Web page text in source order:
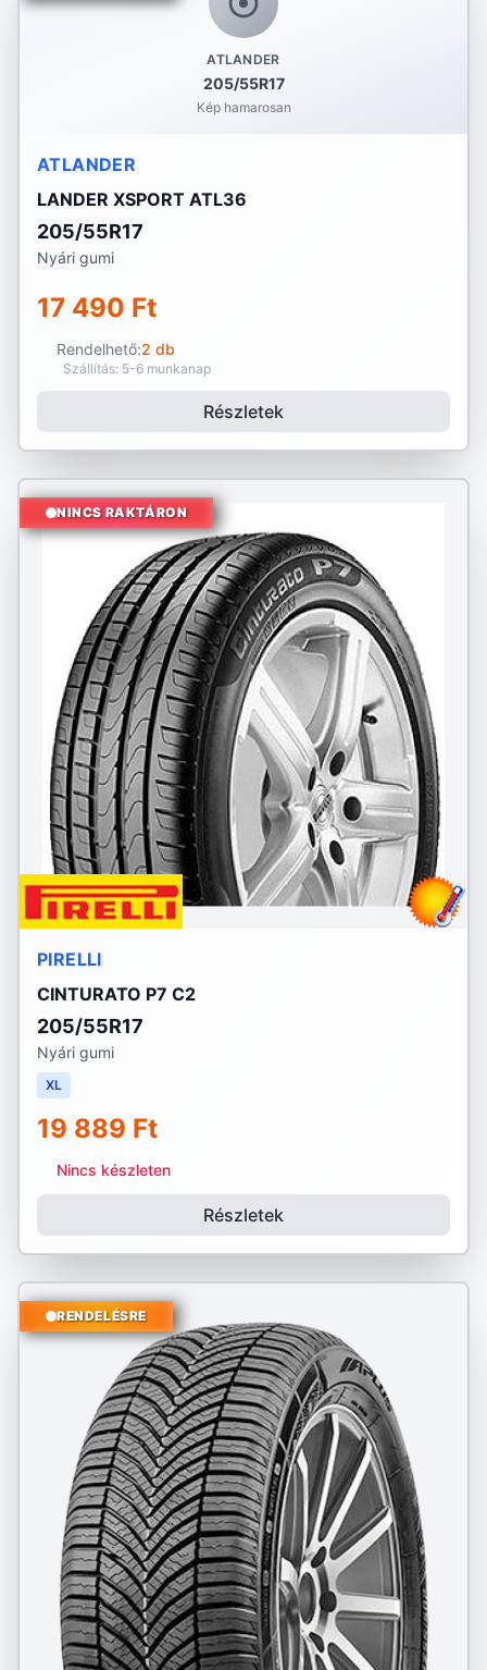
ATLANDER
205/55R17
Kép hamarosan
ATLANDER
LANDER XSPORT ATL36
205/55R17
Nyári gumi
17 490 Ft
Rendelhető:2 db
Szállítás: 5-6 munkanap
Részletek
NINCS RAKTÁRON
PIRELLI
CINTURATO P7 C2
205/55R17
Nyári gumi
XL
19 889 Ft
Nincs készleten
Részletek
RENDELÉSRE